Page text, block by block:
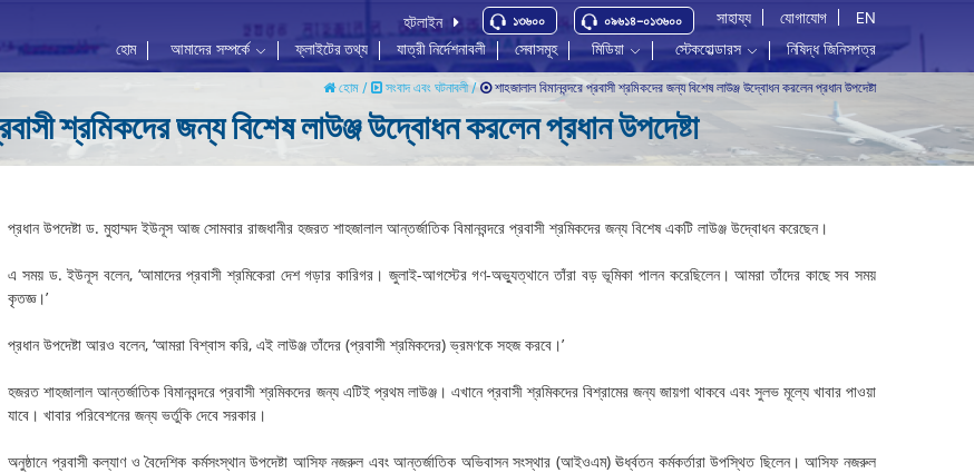
হটলাইন ১৩৬০০ ০৯৬১৪-০১৩৬০০ সাহায্য যোগাযোগ
EN
হোম
আমাদের সম্পর্কে ফ্লাইটের তথ্য যাত্রী নির্দেশনাবলী সেবাসমূহ মিডিয়া স্টেকহোল্ডারস নিষিদ্ধ জিনিসপত্র
হোম / সংবাদ এবং ঘটনাবলী / শাহজালাল বিমানবন্দরে প্রবাসী শ্রমিকদের জন্য বিশেষ লাউঞ্জ উদ্বোধন করলেন প্রধান উপদেষ্টা
শ্রমিকদের জন্য বিশেষ লাউঞ্জ উদ্বোধন করলেন প্রধান উপদেষ্টা
প্রধান উপদেষ্টা ড. মুহাম্মদ ইউনূস আজ সোমবার রাজধানীর হজরত শাহজালাল আন্তর্জাতিক বিমানবন্দরে প্রবাসী শ্রমিকদের জন্য বিশেষ একটি লাউঞ্জ উদ্বোধন করেছেন।
এ সময় ড. ইউনূস বলেন, ‘আমাদের প্রবাসী শ্রমিকেরা দেশ গড়ার কারিগর। জুলাই-আগস্টের গণ-অভ্যুত্থানে তাঁরা বড় ভূমিকা পালন করেছিলেন। আমরা তাঁদের কাছে সব সময়
কৃতজ্ঞ।’
প্রধান উপদেষ্টা আরও বলেন, ‘আমরা বিশ্বাস করি, এই লাউঞ্জ তাঁদের (প্রবাসী শ্রমিকদের) ভ্রমণকে সহজ করবে।’
হজরত শাহজালাল আন্তর্জাতিক বিমানবন্দরে প্রবাসী শ্রমিকদের জন্য এটিই প্রথম লাউঞ্জ। এখানে প্রবাসী শ্রমিকদের বিশ্রামের জন্য জায়গা থাকবে এবং সুলভ মূল্যে খাবার পাওয়া
যাবে। খাবার পরিবেশনের জন্য ভর্তুকি দেবে সরকার।
অনুষ্ঠানে প্রবাসী কল্যাণ ও বৈদেশিক কর্মসংস্থান উপদেষ্টা আসিফ নজরুল এবং আন্তর্জাতিক অভিবাসন সংস্থার (আইওএম) ঊর্ধ্বতন কর্মকর্তারা উপস্থিত ছিলেন। আসিফ নজরুল